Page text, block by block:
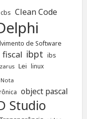
cbs Clean Code
de Software
fiscal ibpt ibs
Lei linux
Nota
object pascal
Studio